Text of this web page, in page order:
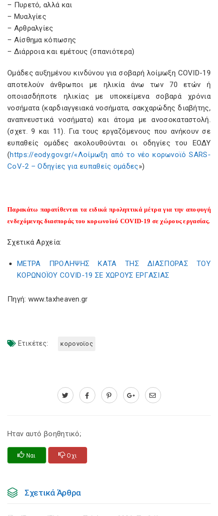
– Πυρετό, αλλά και
– Μυαλγίες
– Αρθραλγίες
– Αίσθημα κόπωσης
– Διάρροια και εμέτους (σπανιότερα)
Ομάδες αυξημένου κινδύνου για σοβαρή λοίμωξη COVID-19
αποτελούν άνθρωποι με ηλικία άνω των 70 ετών ή
οποιασδήποτε ηλικίας με υποκείμενα σοβαρά χρόνια
νοσήματα (καρδιαγγειακά νοσήματα, σακχαρώδης διαβήτης,
αναπνευστικά νοσήματα) και άτομα με ανοσοκαταστολή.
(σχετ. 9 και 11). Για τους εργαζόμενους που ανήκουν σε
ευπαθείς ομάδες ακολουθούνται οι οδηγίες του ΕΟΔΥ
(https://eody.gov.gr/«Λοίμωξη από το νέο κορωνοϊό SARS-
CoV-2 – Οδηγίες για ευπαθείς ομάδες»)
Παρακάτω παρατίθενται τα ειδικά προληπτικά μέτρα για την αποφυγή
ενδεχόμενης διασποράς του κορωνοϊού COVID-19 σε χώρους εργασίας.
Σχετικά Αρχεία:
ΜΕΤΡΑ ΠΡΟΛΗΨΗΣ ΚΑΤΑ ΤΗΣ ΔΙΑΣΠΟΡΑΣ ΤΟΥ
ΚΟΡΩΝΟΪΟΥ COVID-19 ΣΕ ΧΩΡΟΥΣ ΕΡΓΑΣΙΑΣ
Πηγή: www.taxheaven.gr
Ετικέτες: κορονοϊος
Ηταν αυτό βοηθητικό;
Ναι Οχι
Σχετικά Άρθρα